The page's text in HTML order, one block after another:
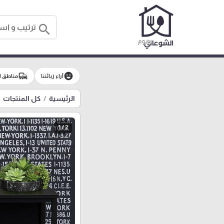
search
emoji_emotionsآراء زبائننا commuteمناطق
الرئيسية كل المنتجات
1 / 2